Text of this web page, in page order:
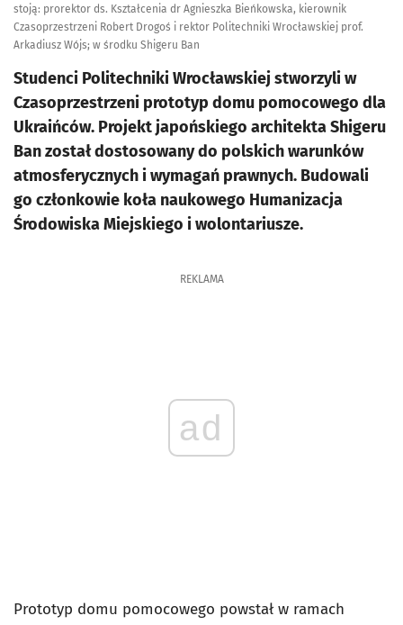
stoją: prorektor ds. Kształcenia dr Agnieszka Bieńkowska, kierownik
Czasoprzestrzeni Robert Drogoś i rektor Politechniki Wrocławskiej prof.
Arkadiusz Wójs; w środku Shigeru Ban
Studenci Politechniki Wrocławskiej stworzyli w
Czasoprzestrzeni prototyp domu pomocowego dla
Ukraińców. Projekt japońskiego architekta Shigeru
Ban został dostosowany do polskich warunków
atmosferycznych i wymagań prawnych. Budowali
go członkowie koła naukowego Humanizacja
Środowiska Miejskiego i wolontariusze.
REKLAMA
ad
Prototyp domu pomocowego powstał w ramach